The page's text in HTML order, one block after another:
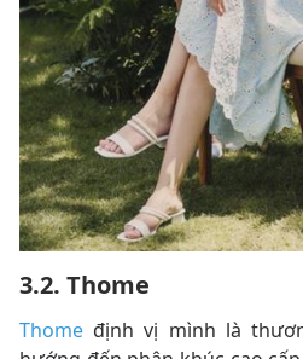
3.2. Thome
Thome định vị mình là